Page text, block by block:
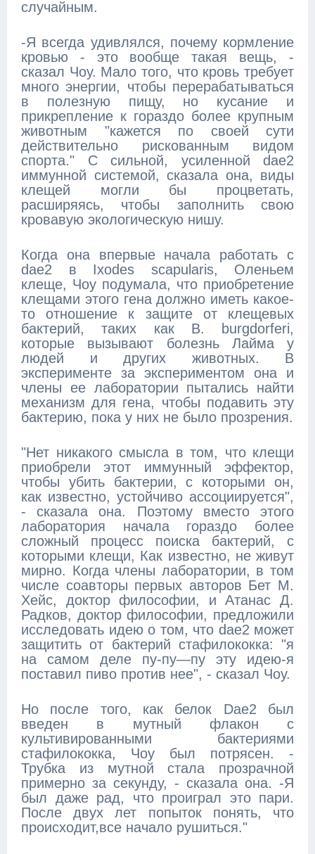
случайным.
-Я всегда удивлялся, почему кормление
кровью - это вообще такая вещь, -
сказал Чоу. Мало того, что кровь требует
много энергии, чтобы перерабатываться
в полезную пищу, но кусание и
прикрепление к гораздо более крупным
животным "кажется по своей сути
действительно рискованным видом
спорта." С сильной, усиленной dae2
иммунной системой, сказала она, виды
клещей могли бы процветать,
расширяясь, чтобы заполнить свою
кровавую экологическую нишу.
Когда она впервые начала работать с
dae2 в Ixodes scapularis, Оленьем
клеще, Чоу подумала, что приобретение
клещами этого гена должно иметь какое-
то отношение к защите от клещевых
бактерий, таких как B. burgdorferi,
которые вызывают болезнь Лайма у
людей и других животных. В
эксперименте за экспериментом она и
члены ее лаборатории пытались найти
механизм для гена, чтобы подавить эту
бактерию, пока у них не было прозрения.
"Нет никакого смысла в том, что клещи
приобрели этот иммунный эффектор,
чтобы убить бактерии, с которыми он,
как известно, устойчиво ассоциируется",
- сказала она. Поэтому вместо этого
лаборатория начала гораздо более
сложный процесс поиска бактерий, с
которыми клещи, Как известно, не живут
мирно. Когда члены лаборатории, в том
числе соавторы первых авторов Бет М.
Хейс, доктор философии, и Атанас Д.
Радков, доктор философии, предложили
исследовать идею о том, что dae2 может
защитить от бактерий стафилококка: "я
на самом деле пу-пу—пу эту идею-я
поставил пиво против нее", - сказал Чоу.
Но после того, как белок Dae2 был
введен в мутный флакон с
культивированными бактериями
стафилококка, Чоу был потрясен. -
Трубка из мутной стала прозрачной
примерно за секунду, - сказала она. -Я
был даже рад, что проиграл это пари.
После двух лет попыток понять, что
происходит,все начало рушиться."